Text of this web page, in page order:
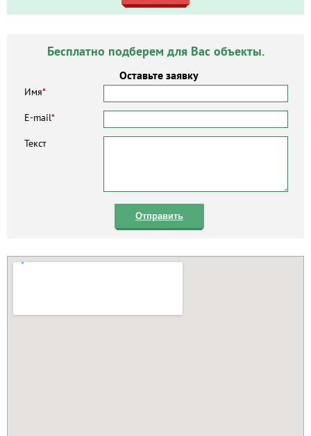
Бесплатно подберем для Вас объекты.
Оставьте заявку
Имя*
E-mail*
Текст
Отправить